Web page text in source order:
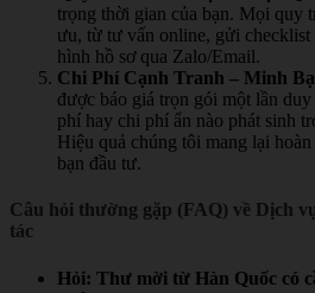
trọng thời gian của bạn. Mọi quy
ưu, từ tư vấn online, gửi checklist
hình hồ sơ qua Zalo/Email.
Chi Phí Cạnh Tranh – Minh
được báo giá trọn gói một lần
phí hay chi phí ẩn nào phát sinh
Hiệu quả chúng tôi mang lại
bạn đầu tư.
Câu hỏi thường gặp (FAQ) về Dịch
tác
Hỏi: Thư mời từ Hàn Quốc có